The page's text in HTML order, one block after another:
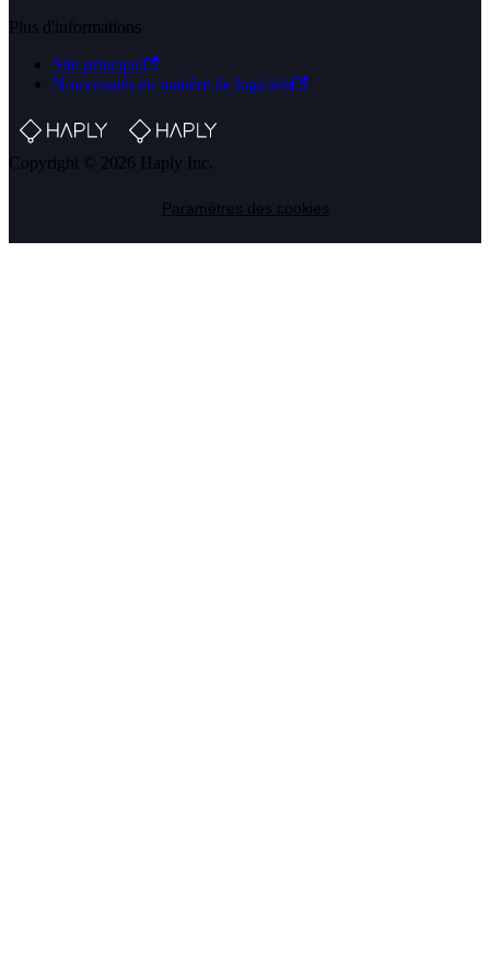
Plus d'informations
Site principal
Nouveautés en matière de logiciels
Copyright © 2026 Haply Inc.
Paramètres des cookies